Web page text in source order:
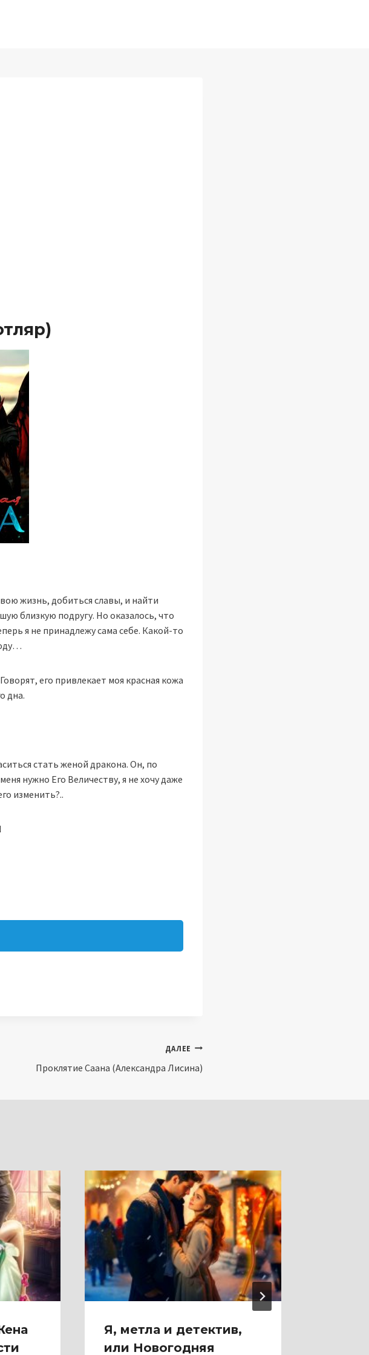
жизнь, добиться славы, и найти
близкую подругу. Но оказалось, что
я не принадлежу сама себе. Какой-то
его привлекает моя красная кожа
дна.
стать женой дракона. Он, по
нужно Его Величеству, я не хочу даже
изменить?..
ДАЛЕЕ
Проклятие Саана (Александра Лисина)
Я, метла и детектив,
или Новогодняя